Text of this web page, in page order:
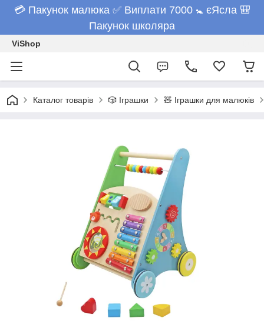
💳 Пакунок малюка ✅ Виплати 7000 🚼 єЯсла 🎒
Пакунок школяра
ViShop
Каталог товарів 🎲 Іграшки 🧸 Іграшки для малюків